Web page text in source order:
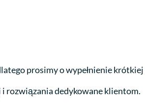
prosimy o wypełnienie
rozwiązania dedykowane klientom.